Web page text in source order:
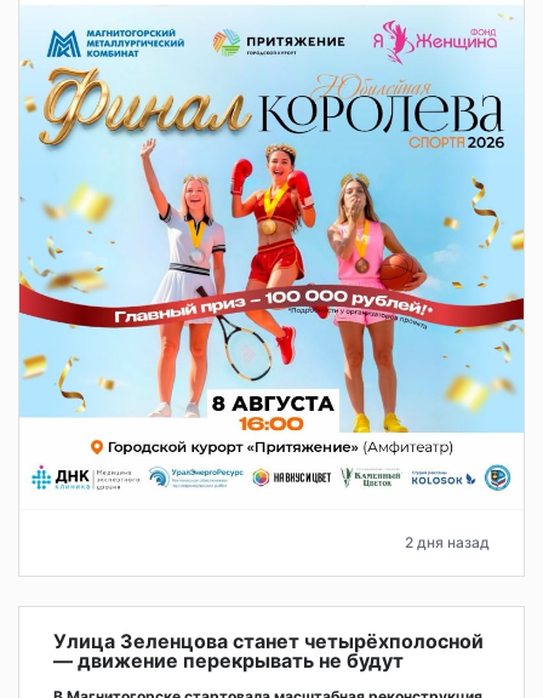
2 дня назад
Улица Зеленцова станет четырёхполосной
— движение перекрывать не будут